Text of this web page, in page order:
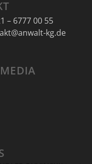
– 6777 00 55
kg.de